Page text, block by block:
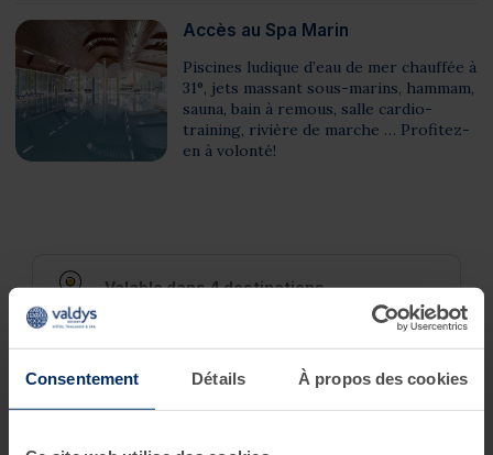
Consentement Détails À propos des cookies
Accès au Spa Marin
Piscines ludique d’eau de mer chauffée à
31°, jets massant sous-marins, hammam,
sauna, bain à remous, salle cardio-
training, rivière de marche … Profitez-
en à volonté!
Valable dans 4 destinations
Valable un an
Paiement en toute sécurité